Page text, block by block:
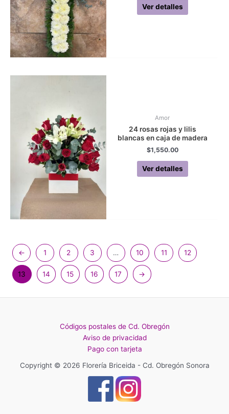
Ver detalles
Amor
24 rosas rojas y lilis
blancas en caja de madera
$1,550.00
Ver detalles
← 1 2 3 … 10 11 12
13 14 15 16 17 →
Códigos postales de Cd. Obregón
Aviso de privacidad
Pago con tarjeta
Copyright © 2026 Florería Briceida - Cd. Obregón Sonora